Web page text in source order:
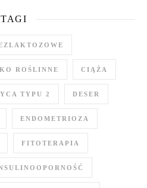
TAGI
ROŚLINNE CIĄŻA
TYPU 2 DESER
ENDOMETRIOZA
FITOTERAPIA